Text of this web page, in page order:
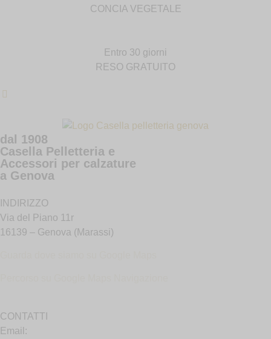
CONCIA VEGETALE
Entro 30 giorni
RESO GRATUITO
dal 1908
Casella Pelletteria e
Accessori per calzature
a Genova
INDIRIZZO
Via del Piano 11r
16139 – Genova (Marassi)
CONTATTI
Email: